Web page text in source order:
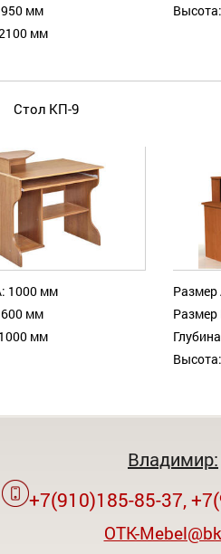
950 мм
мм
Стол КП-9
1000 мм
600 мм
мм
Владимир:
+7(910)185-85-37,
OTK-